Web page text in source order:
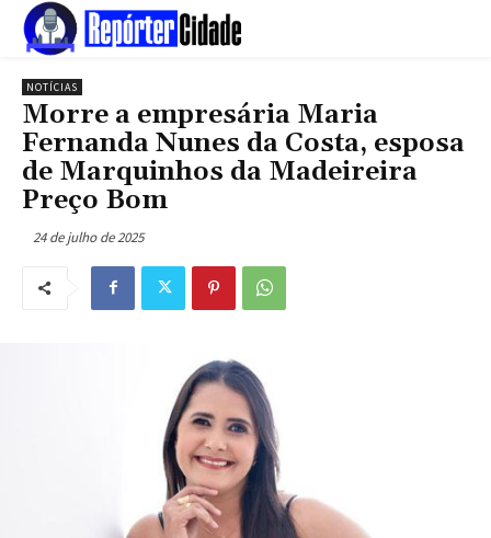
NOTÍCIAS
Morre a empresária Maria
Fernanda Nunes da Costa, esposa
de Marquinhos da Madeireira
Preço Bom
24 de julho de 2025